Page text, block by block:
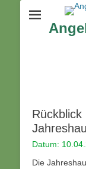
Rückblick
Datum:
Die